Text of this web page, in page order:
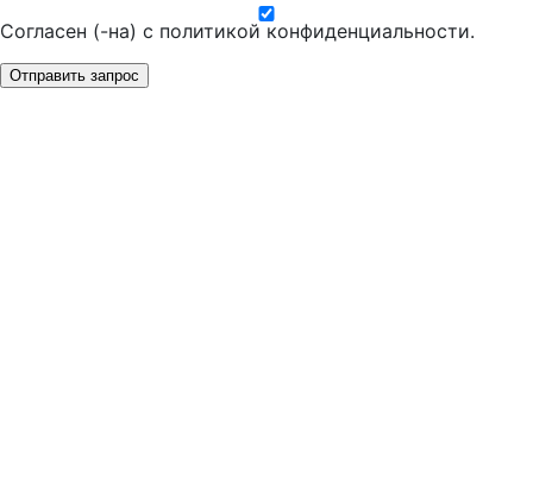
Согласен (-на) с политикой конфиденциальности.
Отправить запрос